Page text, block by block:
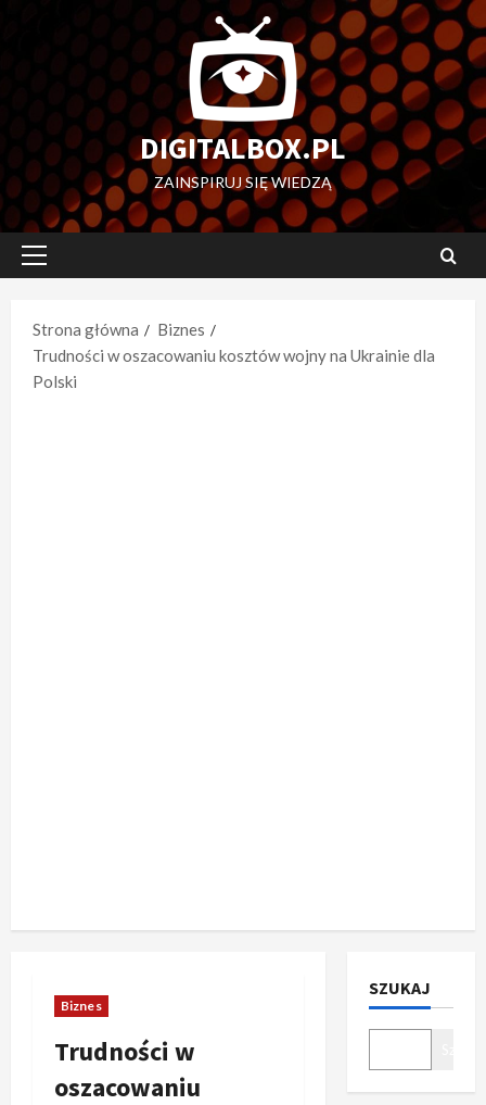
DIGITALBOX.PL
ZAINSPIRUJ SIĘ WIEDZĄ
Menu
Strona główna
Biznes
Trudności w oszacowaniu kosztów wojny na Ukrainie dla
Polski
Biznes
Trudności w
oszacowaniu
SZUKAJ